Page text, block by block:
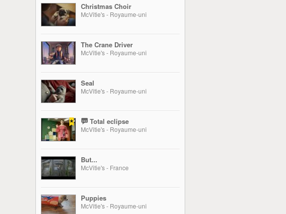
Christmas Choir
McVitie's - Royaume-uni
The Crane Driver
McVitie's - Royaume-uni
Seal
McVitie's - Royaume-uni
Total eclipse
McVitie's - Royaume-uni
But...
McVitie's - France
Puppies
McVitie's - Royaume-uni